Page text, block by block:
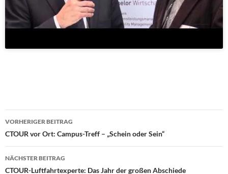
Beitragsnavigation
VORHERIGER BEITRAG
CTOUR vor Ort: Campus-Treff – „Schein oder Sein“
NÄCHSTER BEITRAG
CTOUR-Luftfahrtexperte: Das Jahr der großen Abschiede